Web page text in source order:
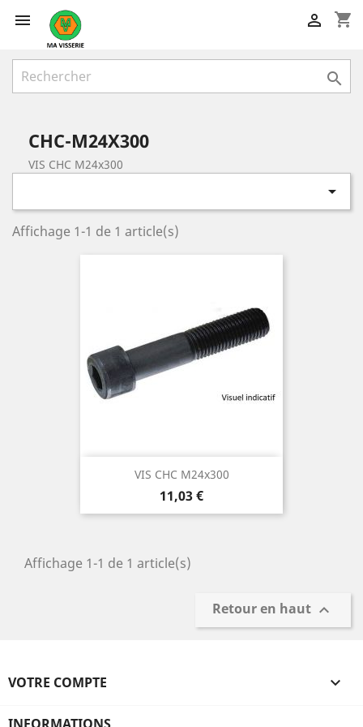
 shopping_cart


CHC-M24X300
VIS CHC M24x300

Affichage 1-1 de 1 article(s)
VIS CHC M24x300
Prix
11,03 €
Affichage 1-1 de 1 article(s)
Retour en haut 
VOTRE COMPTE 